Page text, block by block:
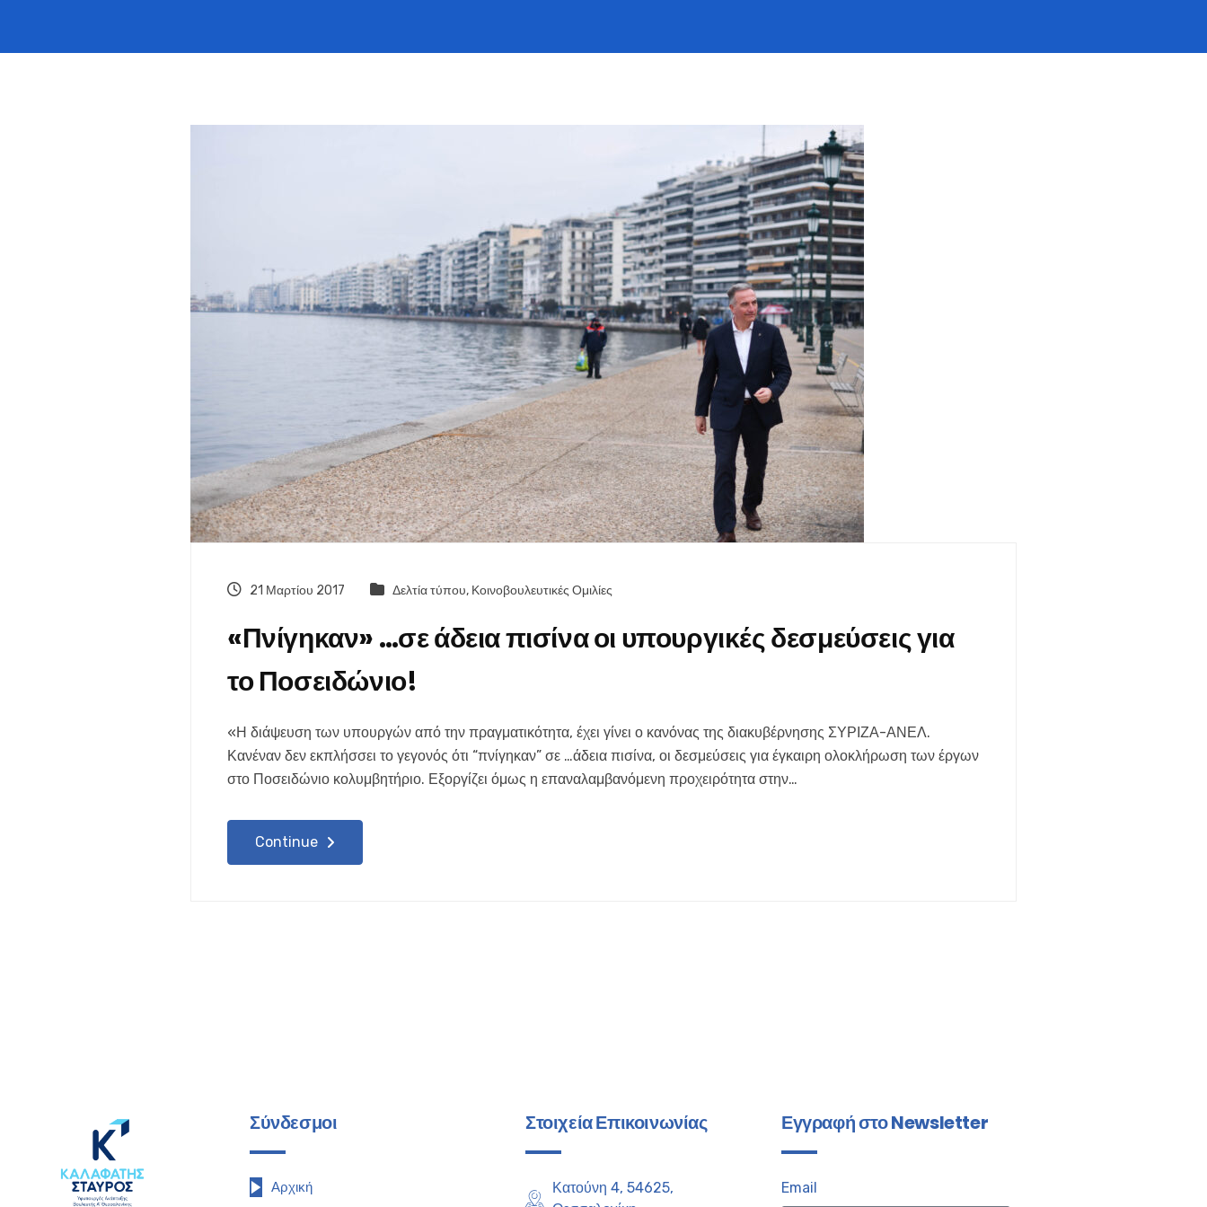
21 Μαρτίου 2017 Δελτία τύπου, Κοινοβουλευτικές Ομιλίες
«Πνίγηκαν» …σε άδεια πισίνα οι υπουργικές δεσμεύσεις για
το Ποσειδώνιο!
«Η διάψευση των υπουργών από την πραγματικότητα, έχει γίνει ο κανόνας της διακυβέρνησης ΣΥΡΙΖΑ-ΑΝΕΛ.
Κανέναν δεν εκπλήσσει το γεγονός ότι “πνίγηκαν” σε …άδεια πισίνα, οι δεσμεύσεις για έγκαιρη ολοκλήρωση των έργων
στο Ποσειδώνιο κολυμβητήριο. Εξοργίζει όμως η επαναλαμβανόμενη προχειρότητα στην…
Continue
Σύνδεσμοι
Αρχική
Στοιχεία Επικοινωνίας
Κατούνη 4, 54625,
Εγγραφή στο Newsletter
Email